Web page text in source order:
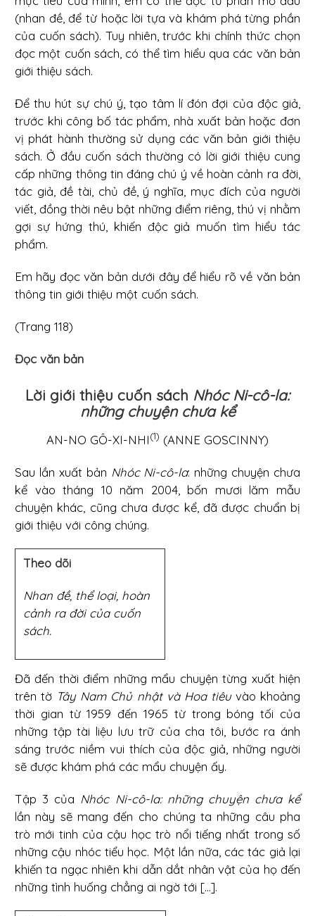
(nhan đề, để từ hoặc lời tựa và khám phá từng phần
của cuốn sách). Tuy nhiên, trước khi chính thức chọn
đọc một cuốn sách, có thể tìm hiểu qua các văn bản
giới thiệu sách.
Để thu hút sự chú ý, tạo tâm lí đón đợi của độc giả,
trước khi công bố tác phẩm, nhà xuất bản hoặc đơn
vị phát hành thường sử dụng các văn bản giới thiệu
sách. Ở đầu cuốn sách thường có lời giới thiệu cung
cấp những thông tin đáng chú ý về hoàn cảnh ra đời,
tác giả, đề tài, chủ đề, ý nghĩa, mục đích của người
viết, đồng thời nêu bật những điểm riêng, thú vị nhằm
gợi sự hứng thú, khiến độc giả muốn tìm hiểu tác
phẩm.
Em hãy đọc văn bản dưới đây để hiểu rõ về văn bản
thông tin giới thiệu một cuốn sách.
(Trang 118)
Đọc văn bản
Lời giới thiệu cuốn sách Nhóc Ni-cô-la:
những chuyện chưa kể
AN-NO GÔ-XI-NHI(1) (ANNE GOSCINNY)
Sau lần xuất bản Nhóc Ni-cô-la: những chuyện chưa
kể vào tháng 10 năm 2004, bốn mươi lăm mẫu
chuyện khác, cũng chưa được kể, đã được chuẩn bị
giới thiệu với công chúng.
Theo dõi
Nhan đề, thể loại, hoàn
cảnh ra đời của cuốn
sách.
Đã đến thời điểm những mẩu chuyện từng xuất hiện
trên tờ Tây Nam Chủ nhật và Hoa tiêuvào khoảng
thời gian từ 1959 đến 1965 từ trong bóng tối của
những tập tài liệu lưu trữ của cha tôi, bước ra ánh
sáng trước niềm vui thích của độc giả, những người
sẽ được khám phá các mẩu chuyện ấy.
Tập 3 của Nhóc Ni-cô-la: những chuyện chưa kể
lần này sẽ mang đến cho chúng ta những câu pha
trò mới tinh của cậu học trò nổi tiếng nhất trong số
những cậu nhóc tiểu học. Một lần nữa, các tác giả lại
khiến ta ngạc nhiên khi dẫn dắt nhân vật của họ đến
những tình huống chẳng ai ngờ tới [...].